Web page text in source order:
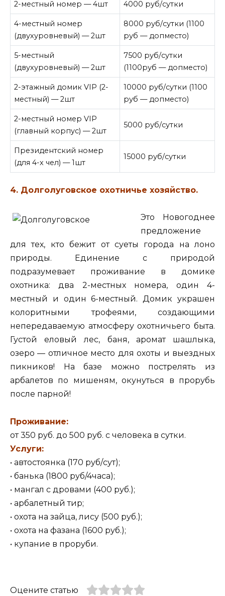
2-местный номер — 4шт 4000 руб/сутки
4-местный номер
(двухуровневый) — 2шт
8000 руб/сутки (1100
руб — допместо)
5-местный
(двухуровневый) — 2шт
7500 руб/сутки
(1100руб — допместо)
2-этажный домик VIP (2-
местный) — 2шт
10000 руб/сутки (1100
руб — допместо)
2-местный номер VIP
(главный корпус) — 2шт
5000 руб/сутки
Президентский номер
(для 4-х чел) — 1шт
15000 руб/сутки
4. Долголуговское охотничье хозяйство.
Это Новогоднее
предложение
для тех, кто бежит от суеты города на лоно
природы. Единение с природой
подразумевает проживание в домике
охотника: два 2-местных номера, один 4-
местный и один 6-местный. Домик украшен
колоритными трофеями, создающими
непередаваемую атмосферу охотничьего быта.
Густой еловый лес, баня, аромат шашлыка,
озеро — отличное место для охоты и выездных
пикников! На базе можно пострелять из
арбалетов по мишеням, окунуться в прорубь
после парной!
Проживание:
от 350 руб. до 500 руб. с человека в сутки.
Услуги:
• автостоянка (170 руб/сут);
• банька (1800 руб/4часа);
• мангал с дровами (400 руб.);
• арбалетный тир;
• охота на зайца, лису (500 руб.);
• охота на фазана (1600 руб.);
• купание в проруби.
Оцените статью